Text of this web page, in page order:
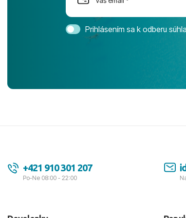
Prihlásením sa k odberu
+421 910 301 207
Po-Ne 08:00 - 22:00